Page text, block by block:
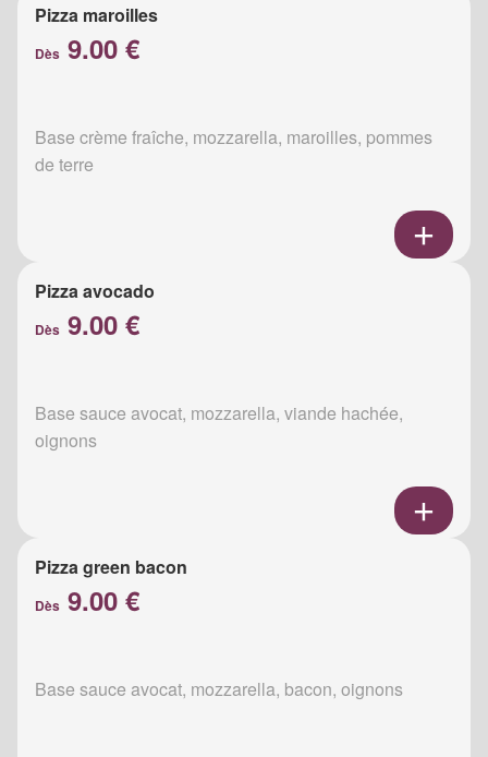
Pizza maroilles
Dès 9.00 €
Base crème fraîche, mozzarella, maroilles, pommes
de terre
Pizza avocado
Dès 9.00 €
Base sauce avocat, mozzarella, viande hachée,
oignons
Pizza green bacon
Dès 9.00 €
Base sauce avocat, mozzarella, bacon, oignons